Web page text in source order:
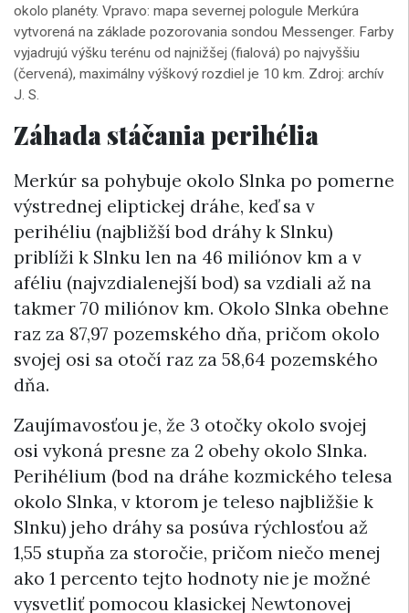
okolo planéty. Vpravo: mapa severnej pologule Merkúra
vytvorená na základe pozorovania sondou Messenger. Farby
vyjadrujú výšku terénu od najnižšej (fialová) po najvyššiu
(červená), maximálny výškový rozdiel je 10 km. Zdroj: archív
J. S.
Záhada stáčania perihélia
Merkúr sa pohybuje okolo Slnka po pomerne
výstrednej eliptickej dráhe, keď sa v
perihéliu (najbližší bod dráhy k Slnku)
priblíži k Slnku len na 46 miliónov km a v
aféliu (najvzdialenejší bod) sa vzdiali až na
takmer 70 miliónov km. Okolo Slnka obehne
raz za 87,97 pozemského dňa, pričom okolo
svojej osi sa otočí raz za 58,64 pozemského
dňa.
Zaujímavosťou je, že 3 otočky okolo svojej
osi vykoná presne za 2 obehy okolo Slnka.
Perihélium (bod na dráhe kozmického telesa
okolo Slnka, v ktorom je teleso najbližšie k
Slnku) jeho dráhy sa posúva rýchlosťou až
1,55 stupňa za storočie, pričom niečo menej
ako 1 percento tejto hodnoty nie je možné
vysvetliť pomocou klasickej Newtonovej